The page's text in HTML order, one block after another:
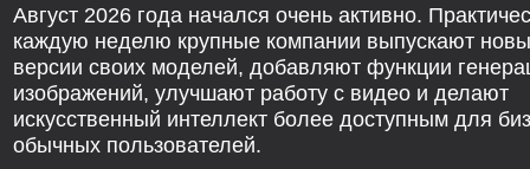
Август 2026 года начался очень активно.
каждую неделю крупные компании выпускают
версии своих моделей, добавляют функции
изображений, улучшают работу с видео и делают
искусственный интеллект более доступным для
обычных пользователей.